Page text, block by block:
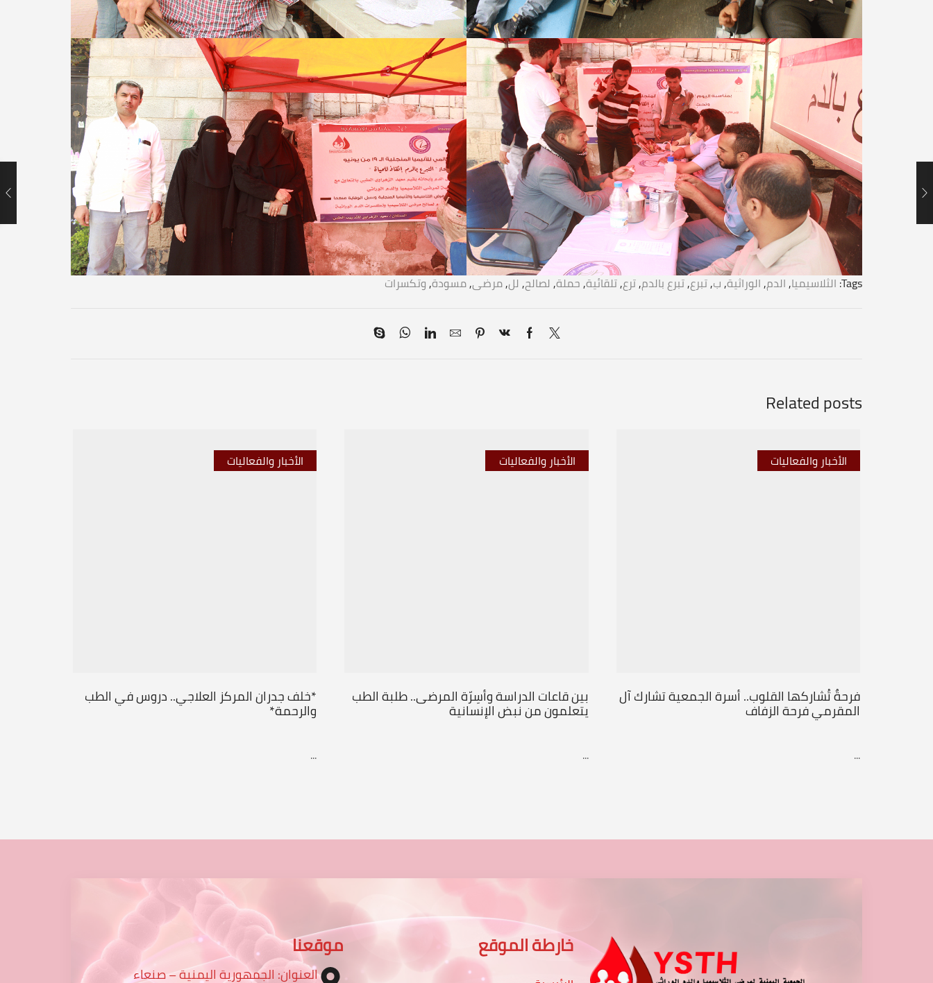
Tags: الثلاسيميا,الدم,الوراثية,ب,تبرع,تبرع بالدم,ترع,تلقائية,حملة, لصالح, لل,مرضى,مسودة,وتكسرات
Related posts
الأخبار والفعاليات
فرحةٌ تُشاركها القلوب.. أسرة الجمعية تشارك آل
المقرمي فرحة الزفاف
...
الأخبار والفعاليات
بين قاعات الدراسة وأسِرّة المرضى.. طلبة الطب
يتعلمون من نبض الإنسانية
...
الأخبار والفعاليات
*خلف جدران المركز العلاجي.. دروس في الطب
والرحمة*
...
خارطة الموقع موقعنا
العنوان: الجمهورية اليمنية – صنعاء